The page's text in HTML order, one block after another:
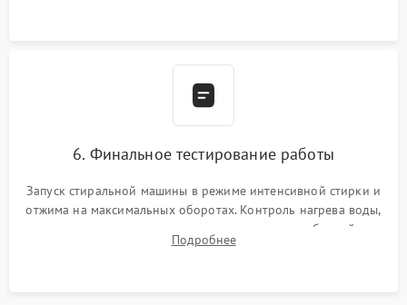
6. Финальное тестирование работы
Запуск стиральной машины в режиме интенсивной стирки и
отжима на максимальных оборотах. Контроль нагрева воды,
корректности слива, отсутствия излишних вибраций,
посторонних стуков и протечек под корпусом.
Подробнее